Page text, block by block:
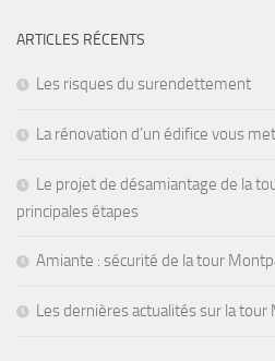
ARTICLES RÉCENTS
Les risques du surendettement
La rénovation d’un édifice vous
Le projet de désamiantage de la
principales étapes
Amiante : sécurité de la tour
Les dernières actualités sur la tour